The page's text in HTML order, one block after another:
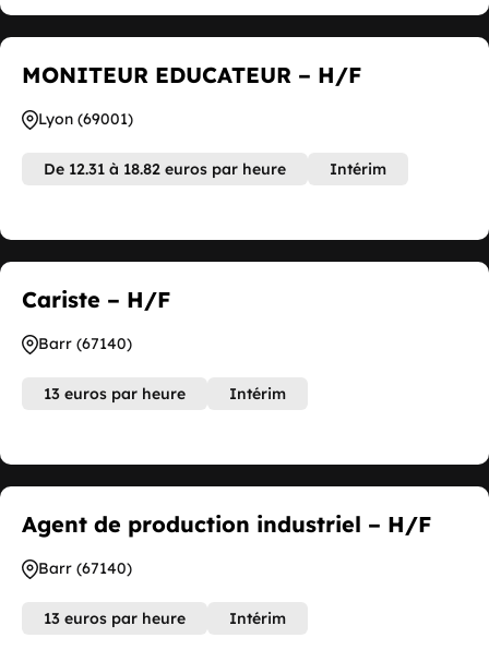
MONITEUR EDUCATEUR – H/F
Lyon (69001)
De 12.31 à 18.82 euros par heure Intérim
Cariste – H/F
Barr (67140)
13 euros par heure Intérim
Agent de production industriel – H/F
Barr (67140)
13 euros par heure Intérim